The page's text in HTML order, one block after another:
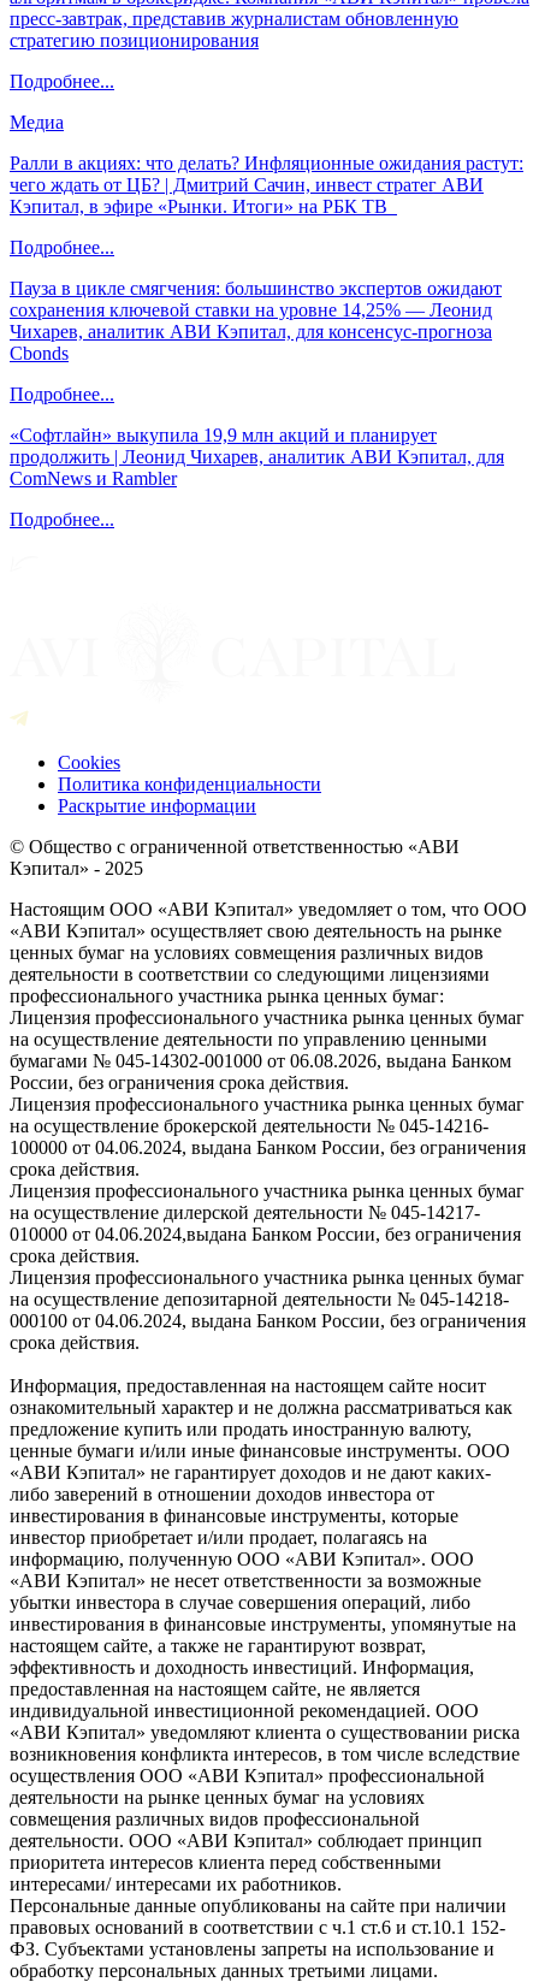
пресс-завтрак, представив журналистам обновленную
стратегию позиционирования
Подробнее...
Медиа
Ралли в акциях: что делать? Инфляционные ожидания растут:
чего ждать от ЦБ? | Дмитрий Сачин, инвест стратег АВИ
Кэпитал, в эфире «Рынки. Итоги» на РБК ТВ
Подробнее...
Пауза в цикле смягчения: большинство экспертов ожидают
сохранения ключевой ставки на уровне 14,25% — Леонид
Чихарев, аналитик АВИ Кэпитал, для консенсус-прогноза
Cbonds
Подробнее...
«Софтлайн» выкупила 19,9 млн акций и планирует
продолжить | Леонид Чихарев, аналитик АВИ Кэпитал, для
ComNews и Rambler
Подробнее...
Cookies
Политика конфиденциальности
Раскрытие информации
© Общество с ограниченной ответственностью «АВИ
Кэпитал» - 2025
Настоящим ООО «АВИ Кэпитал» уведомляет о том, что ООО
«АВИ Кэпитал» осуществляет свою деятельность на рынке
ценных бумаг на условиях совмещения различных видов
деятельности в соответствии со следующими лицензиями
профессионального участника рынка ценных бумаг:
Лицензия профессионального участника рынка ценных бумаг
на осуществление деятельности по управлению ценными
бумагами № 045-14302-001000 от 06.08.2026, выдана Банком
России, без ограничения срока действия.
Лицензия профессионального участника рынка ценных бумаг
на осуществление брокерской деятельности № 045-14216-
100000 от 04.06.2024, выдана Банком России, без ограничения
срока действия.
Лицензия профессионального участника рынка ценных бумаг
на осуществление дилерской деятельности № 045-14217-
010000 от 04.06.2024,выдана Банком России, без ограничения
срока действия.
Лицензия профессионального участника рынка ценных бумаг
на осуществление депозитарной деятельности № 045-14218-
000100 от 04.06.2024, выдана Банком России, без ограничения
срока действия.
Информация, предоставленная на настоящем сайте носит
ознакомительный характер и не должна рассматриваться как
предложение купить или продать иностранную валюту,
ценные бумаги и/или иные финансовые инструменты. ООО
«АВИ Кэпитал» не гарантирует доходов и не дают каких-
либо заверений в отношении доходов инвестора от
инвестирования в финансовые инструменты, которые
инвестор приобретает и/или продает, полагаясь на
информацию, полученную ООО «АВИ Кэпитал». ООО
«АВИ Кэпитал» не несет ответственности за возможные
убытки инвестора в случае совершения операций, либо
инвестирования в финансовые инструменты, упомянутые на
настоящем сайте, а также не гарантируют возврат,
эффективность и доходность инвестиций. Информация,
предоставленная на настоящем сайте, не является
индивидуальной инвестиционной рекомендацией. ООО
«АВИ Кэпитал» уведомляют клиента о существовании риска
возникновения конфликта интересов, в том числе вследствие
осуществления ООО «АВИ Кэпитал» профессиональной
деятельности на рынке ценных бумаг на условиях
совмещения различных видов профессиональной
деятельности. ООО «АВИ Кэпитал» соблюдает принцип
приоритета интересов клиента перед собственными
интересами/ интересами их работников.
Персональные данные опубликованы на сайте при наличии
правовых оснований в соответствии с ч.1 ст.6 и ст.10.1 152-
ФЗ. Субъектами установлены запреты на использование и
обработку персональных данных третьими лицами.